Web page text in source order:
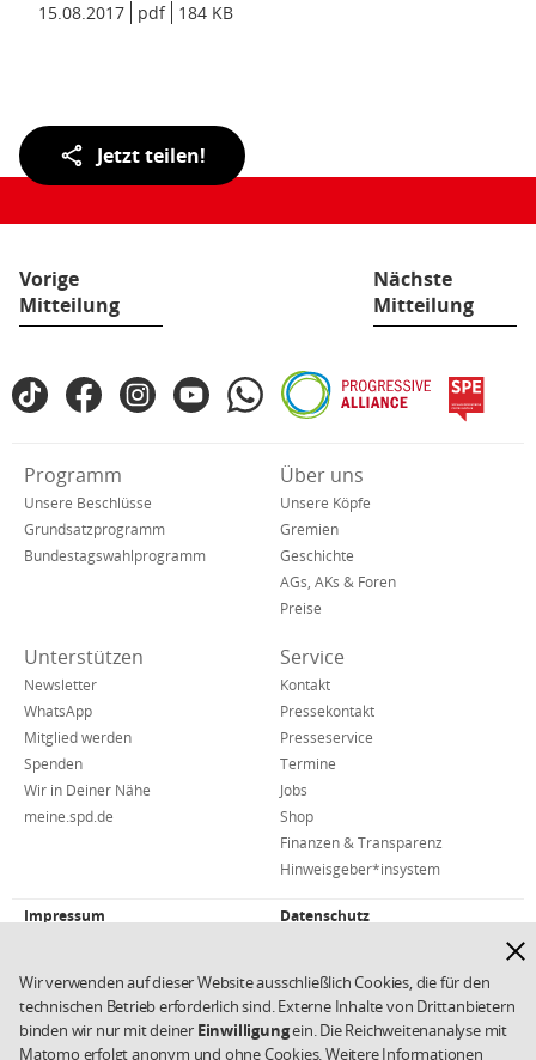
Wir verwenden auf dieser Website ausschließlich Cookies, die für den
technischen Betrieb erforderlich sind. Externe Inhalte von Drittanbietern
binden wir nur mit deiner Einwilligungein. Die Reichweitenanalyse mit
Matomo erfolgt anonym und ohne Cookies. Weitere Informationen
Metadaten:
Datum/Gültigkeit:
15.08.2017 Dateiformat:
pdf Dateigröße:
184 KB
Angst
und
die
Teilen
der
Jetzt teilen!
Vorige
Mitteilung
Nächste
Mitteilung
Fußbereich
SPD
sozialen
Netzwerken
TikTokFacebookInstagramYouTubeWhatsAppProgressive
Alliance
Verkürzte
Navigation
Programm
Unsere Beschlüsse
Grundsatzprogramm
Bundestagswahlprogramm
Über uns
Unsere Köpfe
Gremien
Geschichte
AGs, AKs & Foren
Preise
Unterstützen
Newsletter
WhatsApp
Mitglied werden
Spenden
Wir in Deiner Nähe
meine.spd.de
Service
Kontakt
Pressekontakt
Presseservice
Termine
Jobs
Shop
Finanzen & Transparenz
Hinweisgeber*insystem
Weiterführende
Impressum
Datenschutz
Cookies
Copyright 2026 SPD